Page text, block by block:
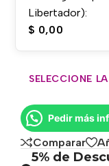
Libertador):
$ 0,00
SELECCIONE
Pedir más
Comparar
5% de